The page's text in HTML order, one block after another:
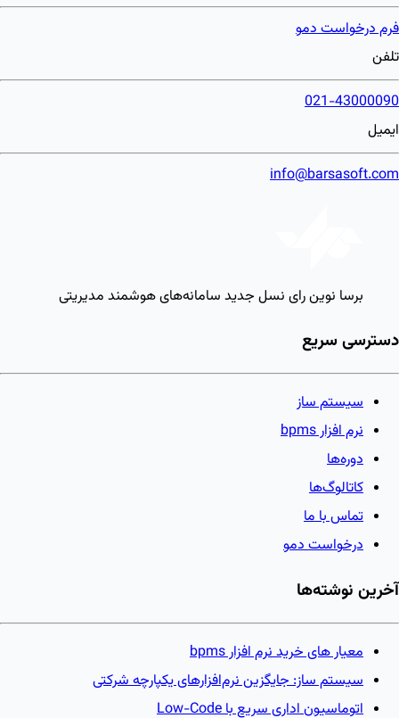
فرم درخواست دمو
تلفن
021-43000090
ایمیل
info@barsasoft.com
برسا نوین رای نسل جدید سامانه‌های هوشمند مدیریتی
دسترسی سریع
سیستم ساز
نرم افزار bpms
دوره‌ها
کاتالوگ‌ها
تماس با ما
درخواست دمو
آخرین نوشته‌ها
معیار های خرید نرم افزار bpms
سیستم ساز: جایگزین نرم‌افزارهای یکپارچه شرکتی
اتوماسیون اداری سریع با Low-Code